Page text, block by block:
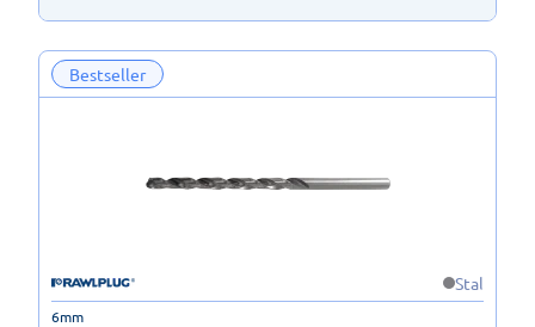
Bestseller
Stal
6mm